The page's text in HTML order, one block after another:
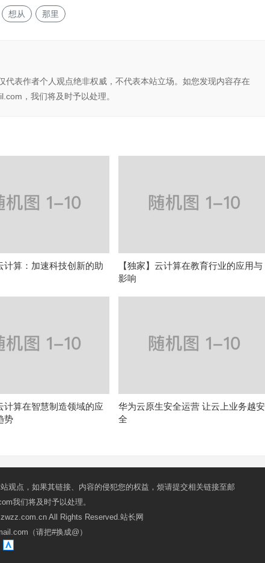
想从 那里
代表作者个人观点绝非权威，不代表本站立场。如您发现内容存在
，我们将及时予以处理。
计算：加速科技创新的助
【独家】云计算在教育行业的应用与
影响
计算在智慧制造领域的应
势
华为云原生安全运营 让云上业务越安
全
观点，如果其链接、内容的侵犯您的权益，烦请提交相关链接至邮
我们将及时予以处理。
All Rights Reserved.站长网
（请把#换成@）